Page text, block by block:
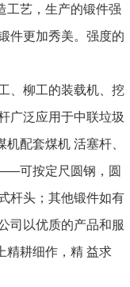
工艺，生产的锻件强
件更加秀美。强度的
、柳工的装载机、挖
广泛应用于中联垃圾
配套煤机 活塞杆、
可按定尺圆钢，圆
杆头；其他锻件如有
司以优质的产品和服
精耕细作，精 益求